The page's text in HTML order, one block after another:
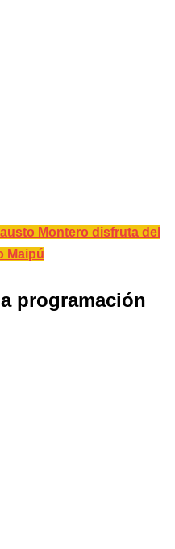
Montero disfruta del
Maipú
programación